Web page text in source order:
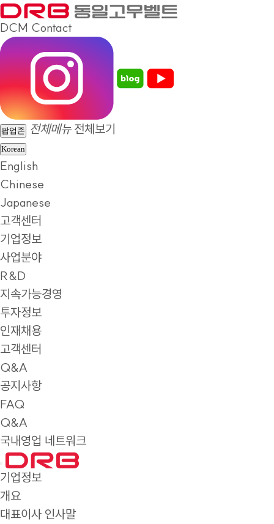
DCM Contact
팝업존 전체메뉴 전체보기
Korean
English
Chinese
Japanese
고객센터
기업정보
사업분야
R&D
지속가능경영
투자정보
인재채용
고객센터
Q&A
공지사항
FAQ
Q&A
국내영업 네트워크
기업정보
개요
대표이사 인사말